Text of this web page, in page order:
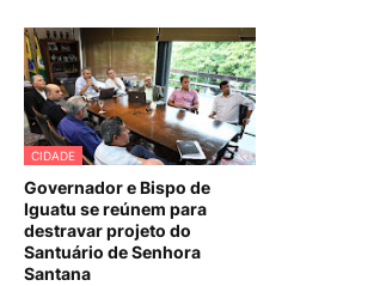
CIDADE
Governador e Bispo de
Iguatu se reúnem para
destravar projeto do
Santuário de Senhora
Santana